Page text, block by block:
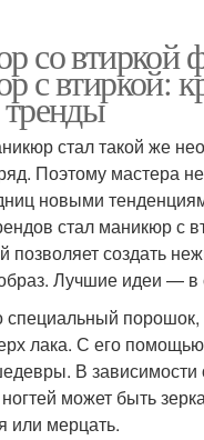
со втиркой
с втиркой:
стал такой же
Поэтому мастера
новыми
стал маникюр с
позволяет создать
Лучшие идеи — в
специальный порошок,
лака. С его
В зависимости
может быть
или мерцать.